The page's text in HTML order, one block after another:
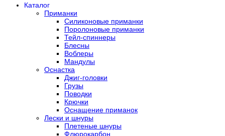
Каталог
Приманки
Силиконовые приманки
Поролоновые приманки
Тейл-спиннеры
Блесны
Воблеры
Мандулы
Оснастка
Джиг-головки
Грузы
Поводки
Крючки
Оснащение приманок
Лески и шнуры
Плетеные шнуры
Флюрокарбон